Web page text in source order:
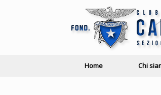
Home Chi